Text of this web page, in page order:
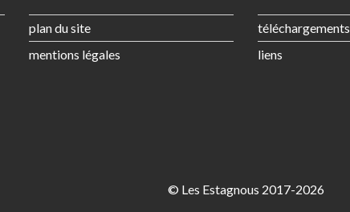
plan du site
mentions légales
téléchargements
liens
© Les Estagnous 2017-2026